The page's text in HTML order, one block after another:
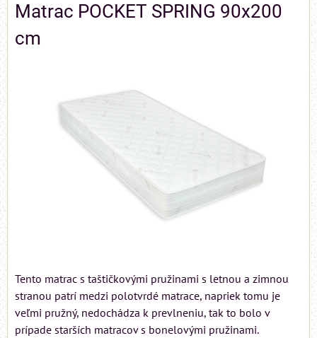
Matrac POCKET SPRING 90x200
cm
Tento matrac s taštičkovými pružinami s letnou a zimnou
stranou patrí medzi polotvrdé matrace, napriek tomu je
veľmi pružný, nedochádza k prevlneniu, tak to bolo v
prípade starších matracov s bonelovými pružinami.